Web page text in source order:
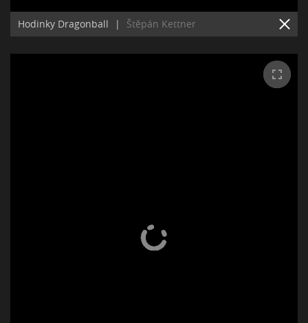
Hodinky Dragonball | Štěpán Kettner